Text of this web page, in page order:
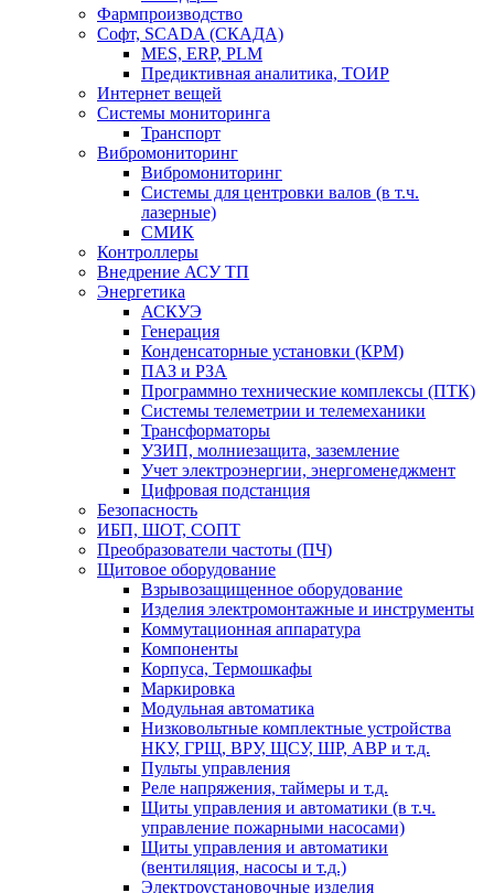
Фармпроизводство
Софт, SCADA (СКАДА)
MES, ERP, PLM
Предиктивная аналитика, ТОИР
Интернет вещей
Системы мониторинга
Транспорт
Вибромониторинг
Вибромониторинг
Системы для центровки валов (в т.ч.
лазерные)
СМИК
Контроллеры
Внедрение АСУ ТП
Энергетика
АСКУЭ
Генерация
Конденсаторные установки (КРМ)
ПАЗ и РЗА
Программно технические комплексы (ПТК)
Системы телеметрии и телемеханики
Трансформаторы
УЗИП, молниезащита, заземление
Учет электроэнергии, энергоменеджмент
Цифровая подстанция
Безопасность
ИБП, ШОТ, СОПТ
Преобразователи частоты (ПЧ)
Щитовое оборудование
Взрывозащищенное оборудование
Изделия электромонтажные и инструменты
Коммутационная аппаратура
Компоненты
Корпуса, Термошкафы
Маркировка
Модульная автоматика
Низковольтные комплектные устройства
НКУ, ГРЩ, ВРУ, ЩСУ, ШР, АВР и т.д.
Пульты управления
Реле напряжения, таймеры и т.д.
Щиты управления и автоматики (в т.ч.
управление пожарными насосами)
Щиты управления и автоматики
(вентиляция, насосы и т.д.)
Электроустановочные изделия